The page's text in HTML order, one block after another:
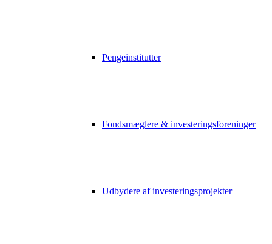
Pengeinstitutter
Fondsmæglere & investeringsforeninger
Udbydere af investeringsprojekter